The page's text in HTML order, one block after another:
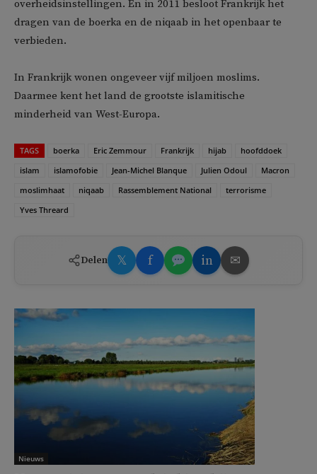
overheidsinstellingen. En in 2011 besloot Frankrijk het
dragen van de boerka en de niqaab in het openbaar te
verbieden.
In Frankrijk wonen ongeveer vijf miljoen moslims.
Daarmee kent het land de grootste islamitische
minderheid van West-Europa.
TAGS boerka Eric Zemmour Frankrijk hijab
hoofddoek
islam
islamofobie Jean-Michel Blanque Julien Odoul
Macron
moslimhaat
niqaab Rassemblement National
terrorisme
Yves Threard
Delen 𝕏 f in ✉
Nieuws